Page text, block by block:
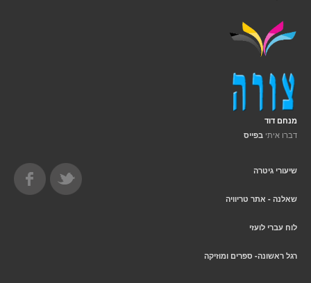
מנחם דוד
דברו איתי בפייס
שיעורי גיטרה
שאלנה - אתר טריוויה
לוח עברי לועזי
רגל ראשונה- ספרים ומוזיקה